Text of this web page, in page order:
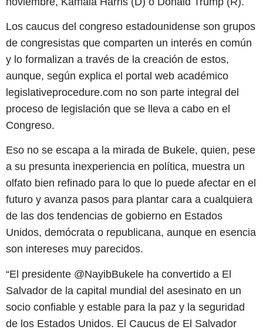
Los caucus del congreso estadounidense son grupos
de congresistas que comparten un interés en común
y lo formalizan a través de la creación de estos,
aunque, según explica el portal web académico
legislativeprocedure.com no son parte integral del
proceso de legislación que se lleva a cabo en el
Congreso.
Eso no se escapa a la mirada de Bukele, quien, pese
a su presunta inexperiencia en política, muestra un
olfato bien refinado para lo que lo puede afectar en el
futuro y avanza pasos para plantar cara a cualquiera
de las dos tendencias de gobierno en Estados
Unidos, demócrata o republicana, aunque en esencia
son intereses muy parecidos.
“El presidente @NayibBukele ha convertido a El
Salvador de la capital mundial del asesinato en un
socio confiable y estable para la paz y la seguridad
de los Estados Unidos. El Caucus de El Salvador